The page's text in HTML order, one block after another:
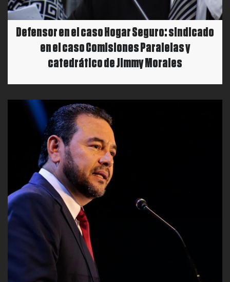
Defensor en el caso Hogar Seguro: sindicado
en el caso Comisiones Paralelas y
catedrático de Jimmy Morales